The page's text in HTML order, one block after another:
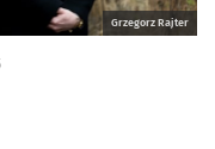
Grzegorz Rajter